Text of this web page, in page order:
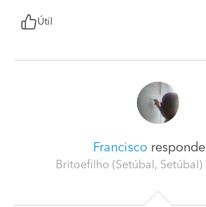
Útil
Francisco
Britoefilho (Setúbal, Setúbal)